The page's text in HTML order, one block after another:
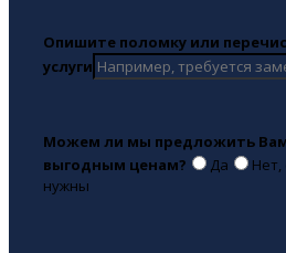
Опишите поломку или
услуги
Можем ли мы предложить Вам
выгодным ценам?
Да Нет,
нужны